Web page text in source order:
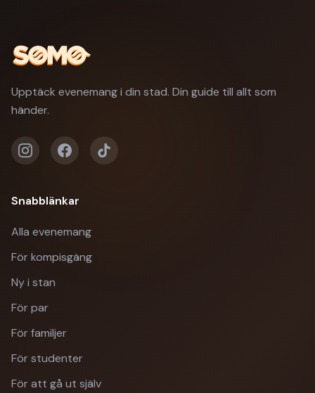
Upptäck evenemang i din stad. Din guide till allt som
händer.
Snabblänkar
Alla evenemang
För kompisgäng
Ny i stan
För par
För familjer
För studenter
För att gå ut själv